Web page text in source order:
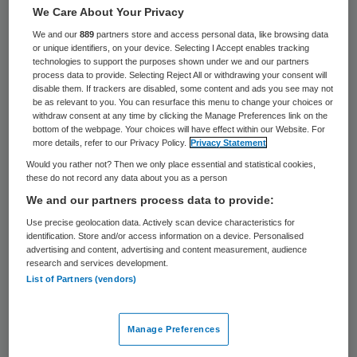
Onder het motto ‘Het beste cliënten E-dee’
roept de Utrechtse ggz-instelling Altrecht
cliënten op om hun beste idee op het gebied
van e-health in te zenden, zo meldt Psy. De
winnaar van de wedstrijd, die speciaal
gericht is op cliënten met complexe
problemen, krijgt een bedrag van
drieduizend euro.
Altrecht werkt bij de wedstrijd samen met
de Hogeschool voor de Kunsten Utrecht,
proberen wij technologie en ggz meer met
elkaar te verbinden”, zegt Renske Visscher,
We Care About Your Privacy
We and our889 partners store and access personal data, like browsing data
or unique identifiers, on your device. Selecting I Accept enables tracking
technologies to support the purposes shown under we and our partners
process data to provide. Selecting Reject All or withdrawing your consent will
disable them. If trackers are disabled, some content and ads you see may not
be as relevant to you. You can resurface this menu to change your choices or
withdraw consent at any time by clicking the Manage Preferences link on the
bottom of the webpage. Your choices will have effect within our Website. For
more details, refer to our Privacy Policy.
Privacy Statement
Would you rather not? Then we only place essential and statistical cookies,
these do not record any data about you as a person
We and our partners process data to provide:
Use precise geolocation data. Actively scan device characteristics for
identification. Store and/or access information on a device. Personalised
advertising and content, advertising and content measurement, audience
research and services development.
List of Partners (vendors)
Manage Preferences